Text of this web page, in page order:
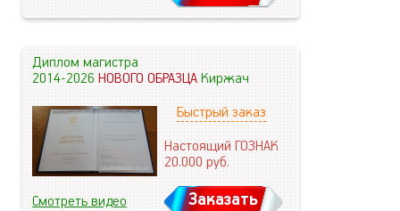
Диплом магистра
2014-2026НОВОГО ОБРАЗЦАКиржач
Быстрый заказ
Настоящий ГОЗНАК
20.000руб.
Смотреть видео Заказать